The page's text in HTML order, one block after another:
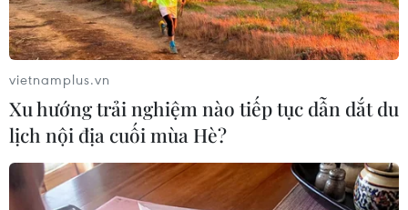
vietnamplus.vn
Xu hướng trải nghiệm nào tiếp tục dẫn dắt du
lịch nội địa cuối mùa Hè?